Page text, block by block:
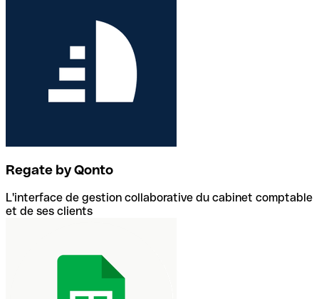
Regate by Qonto
L'interface de gestion collaborative du cabinet comptable
et de ses clients